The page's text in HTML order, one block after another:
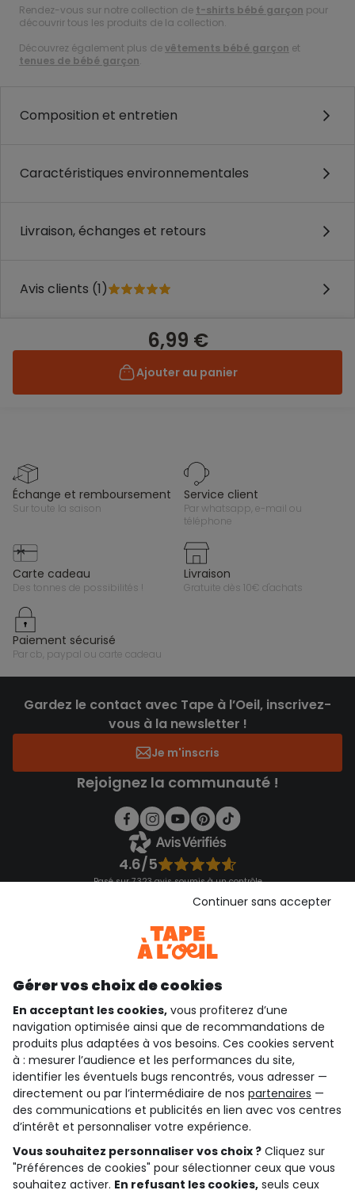
Rendez-vous sur notre collection de t-shirts bébé garçon pour
découvrir tous les produits de la collection.
Découvrez également plus devêtements bébé garçon et
tenues de bébé garçon.
Composition et entretien
Caractéristiques environnementales
Livraison, échanges et retours
Avis clients (1)
6,99 €
Ajouter au panier
échange et remboursement
sur toute la saison
service client
par whatsapp, e-mail ou
téléphone
carte cadeau
des tonnes de possibilités !
livraison
gratuite dès 10€ d'achats
paiement sécurisé
par cb, paypal ou carte cadeau
Gardez le contact avec Tape à l’Oeil, inscrivez-
vous à la newsletter !
Je m'inscris
Rejoignez la communauté !
4.6/5
Basé sur 7 323 avis soumis à un contrôle
Consulter les CGU
qui sommes-nous ?
besoin d'aide ?
le club fidélité
notre catalogue
Gérer vos choix de cookies
En acceptant les cookies, vous profiterez d’une
navigation optimisée ainsi que de recommandations de
produits plus adaptées à vos besoins. Ces cookies servent
à : mesurer l’audience et les performances du site,
identifier les éventuels bugs rencontrés, vous adresser —
directement ou par l’intermédiaire de nos partenaires —
des communications et publicités en lien avec vos centres
d’intérêt et personnaliser votre expérience.
Vous souhaitez personnaliser vos choix ? Cliquez sur
"Préférences de cookies" pour sélectionner ceux que vous
souhaitez activer. En refusant les cookies, seuls ceux
Continuer sans accepter